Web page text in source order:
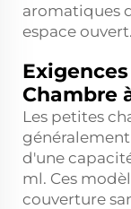
aromatiques
espace ouvert.
Chambre
Les petites
d'une
ml. Ces
couverture